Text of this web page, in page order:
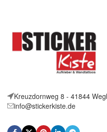
Kreuzdornweg 8 - 41844
info@stickerkiste.de